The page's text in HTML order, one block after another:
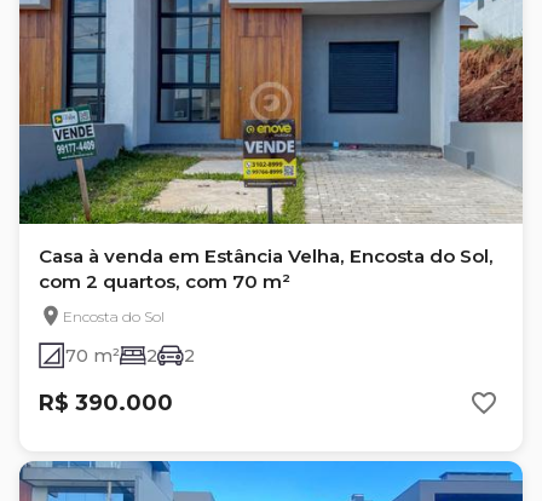
Casa à venda em Estância Velha, Encosta do Sol,
com 2 quartos, com 70 m²
Encosta do Sol
70 m² 2 2
R$ 390.000